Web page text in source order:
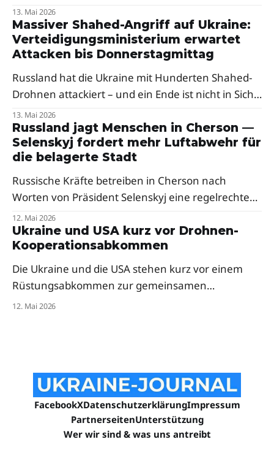
als Reaktion auf russische Drohnenangriffe auf die
Oblast Transkarpatien. Premierminister Péter
Magyar sprach von einer klaren Verurteilung,
Selenskyj dankte Budapest.
13. Mai 2026
Massiver Shahed-Angriff auf Ukraine:
Verteidigungsministerium erwartet
Attacken bis Donnerstagmittag
Russland hat die Ukraine mit Hunderten Shahed-
Drohnen attackiert – und ein Ende ist nicht in Sicht.
Ein Berater des Verteidigungsministeriums warnt
vor weiteren Raketenangriffen in der Nacht.
Besonders hart traf es den Westen des Landes.
13. Mai 2026
Russland jagt Menschen in Cherson —
Selenskyj fordert mehr Luftabwehr für
die belagerte Stadt
Russische Kräfte betreiben in Cherson nach
Worten von Präsident Selenskyj eine regelrechte
Menschenjagd mit Drohnen. Der Präsident fordert
dringend mehr Abfangsysteme und Mittel zur
elektronischen Kriegsführung für die frontnahe
Stadt.
12. Mai 2026
Ukraine und USA kurz vor Drohnen-
Kooperationsabkommen
Die Ukraine und die USA stehen kurz vor einem
Rüstungsabkommen zur gemeinsamen
Drohnenproduktion. Das Pentagon hat
12. Mai 2026
FacebookXDatenschutzerklärungImpressum
PartnerseitenUnterstützung
Wer wir sind & was uns antreibt